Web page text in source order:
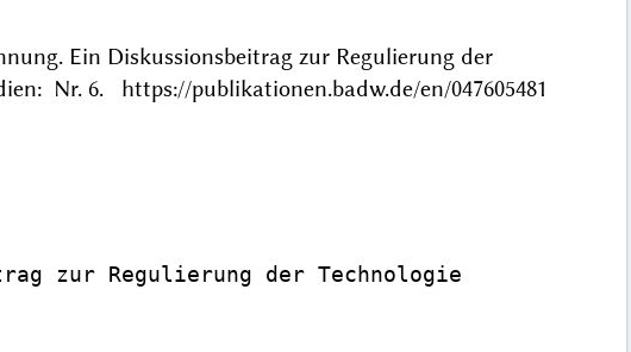
Ein Diskussionsbeitrag zur Regulierung der
Nr. 6. https://publikationen.badw.de/en/047605481
zur Regulierung der Technologie